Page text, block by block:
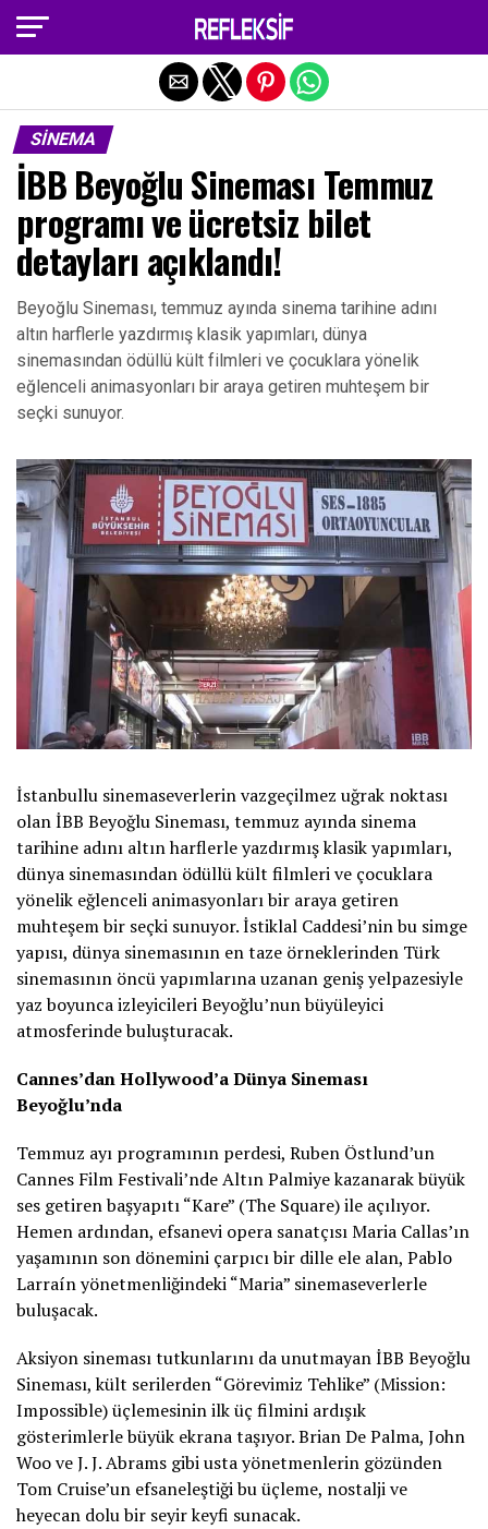
SINEMA
İBB Beyoğlu Sineması Temmuz
programı ve ücretsiz bilet
detayları açıklandı!
Beyoğlu Sineması, temmuz ayında sinema tarihine adını
altın harflerle yazdırmış klasik yapımları, dünya
sinemasından ödüllü kült filmleri ve çocuklara yönelik
eğlenceli animasyonları bir araya getiren muhteşem bir
seçki sunuyor.
İstanbullu sinemaseverlerin vazgeçilmez uğrak noktası
olan İBB Beyoğlu Sineması, temmuz ayında sinema
tarihine adını altın harflerle yazdırmış klasik yapımları,
dünya sinemasından ödüllü kült filmleri ve çocuklara
yönelik eğlenceli animasyonları bir araya getiren
muhteşem bir seçki sunuyor. İstiklal Caddesi’nin bu simge
yapısı, dünya sinemasının en taze örneklerinden Türk
sinemasının öncü yapımlarına uzanan geniş yelpazesiyle
yaz boyunca izleyicileri Beyoğlu’nun büyüleyici
atmosferinde buluşturacak.
Cannes’dan Hollywood’a Dünya Sineması
Beyoğlu’nda
Temmuz ayı programının perdesi, Ruben Östlund’un
Cannes Film Festivali’nde Altın Palmiye kazanarak büyük
ses getiren başyapıtı “Kare” (The Square) ile açılıyor.
Hemen ardından, efsanevi opera sanatçısı Maria Callas’ın
yaşamının son dönemini çarpıcı bir dille ele alan, Pablo
Larraín yönetmenliğindeki “Maria” sinemaseverlerle
buluşacak.
Aksiyon sineması tutkunlarını da unutmayan İBB Beyoğlu
Sineması, kült serilerden “Görevimiz Tehlike” (Mission:
Impossible) üçlemesinin ilk üç filmini ardışık
gösterimlerle büyük ekrana taşıyor. Brian De Palma, John
Woo ve J. J. Abrams gibi usta yönetmenlerin gözünden
Tom Cruise’un efsaneleştiği bu üçleme, nostalji ve
heyecan dolu bir seyir keyfi sunacak.
Exit mobile version